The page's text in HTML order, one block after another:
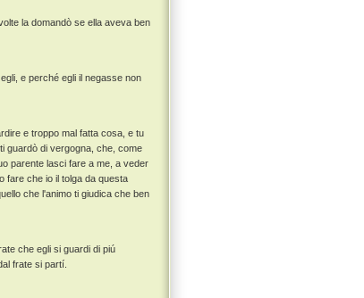
la domandò se ella aveva ben
e perché egli il negasse non
e troppo mal fatta cosa, e tu
guardò di vergogna, che, come
parente lasci fare a me, a veder
fare che io il tolga da questa
che l'animo ti giudica che ben
che egli si guardi di piú
frate si partí.